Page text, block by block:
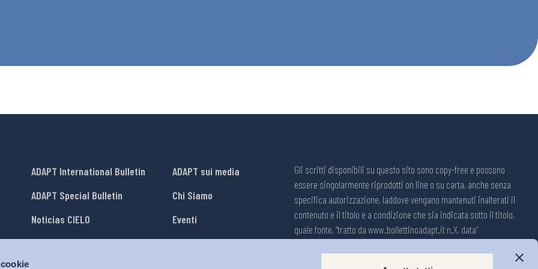
ADAPT International Bulletin
ADAPT Special Bulletin
Noticias CIELO
ADAPT sui media
Chi Siamo
Eventi
Lavora con Noi
Gli scritti disponibili su questo sito sono copy-free e possono
essere singolarmente riprodotti on line o su carta, anche senza
specifica autorizzazione, laddove vengano mantenuti inalterati il
contenuto e il titolo e a condizione che sia indicata sotto il titolo,
quale fonte, “tratto da www.bollettinoadapt.it n.X, data“